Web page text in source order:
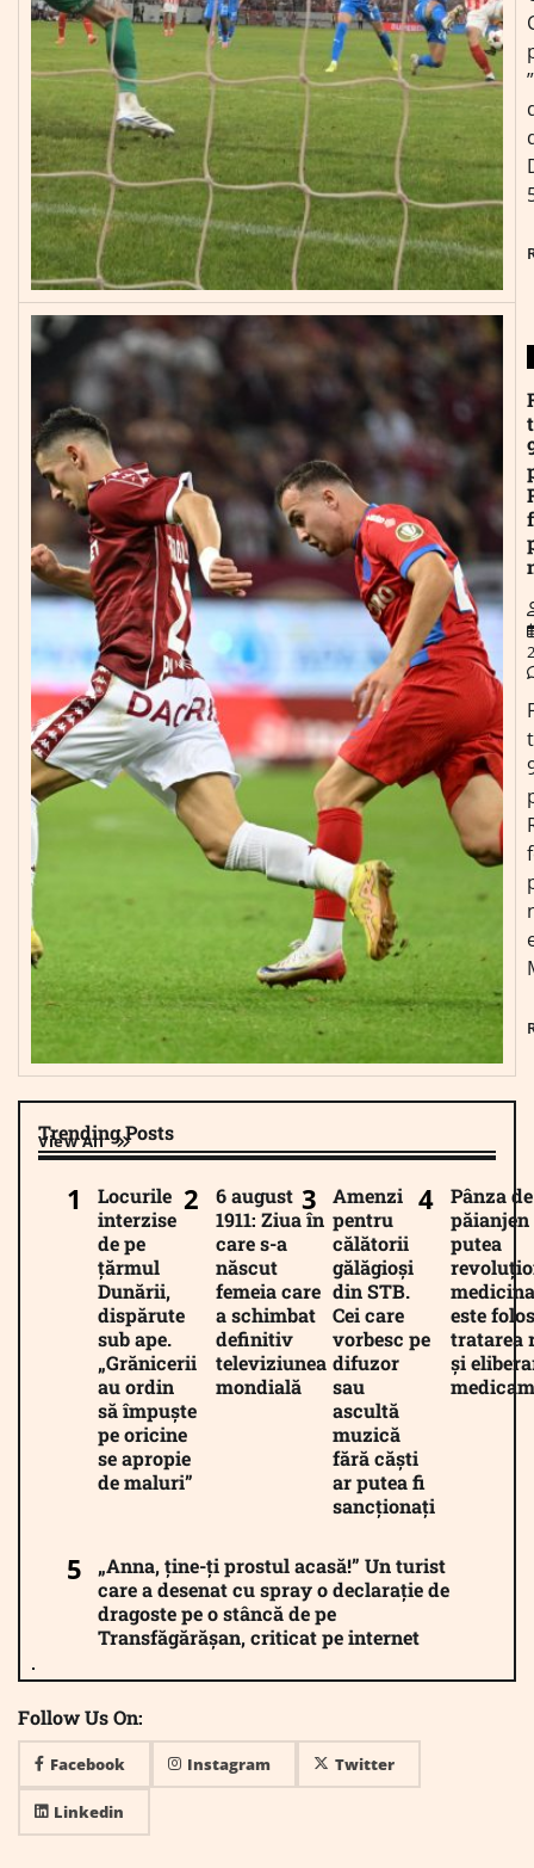
Trending Posts
View All
Locurile
interzise
de pe
țărmul
Dunării,
dispărute
sub ape.
„Grănicerii
au ordin
să împuște
pe oricine
se apropie
de maluri”
6 august
1911: Ziua în
care s-a
născut
femeia care
a schimbat
definitiv
televiziunea
mondială
Amenzi
pentru
călătorii
gălăgioși
din STB.
Cei care
vorbesc pe
difuzor
sau
ascultă
muzică
fără căști
ar putea fi
sancționați
Pânza de
păianjen
putea
este
tratarea
și
„Anna, ține-ți prostul acasă!” Un turist
care a desenat cu spray o declarație de
dragoste pe o stâncă de pe
Transfăgărășan, criticat pe internet
Follow Us On:
Facebook Instagram Twitter
Linkedin